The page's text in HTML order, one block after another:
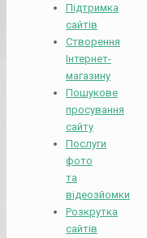
Підтримка
сайтів
Створення
Інтернет-
магазину
Пошукове
просування
сайту
Послуги
фото
та
відеозйомки
Розкрутка
сайтів